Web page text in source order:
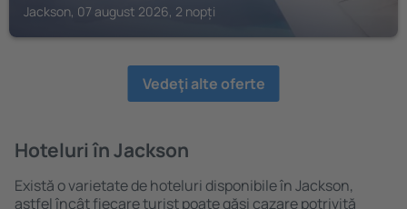
Jackson, 07 august 2026, 2 nopți
Vedeţi alte oferte
Hoteluri în Jackson
Există o varietate de hoteluri disponibile în Jackson,
astfel încât fiecare turist poate găsi cazare potrivită